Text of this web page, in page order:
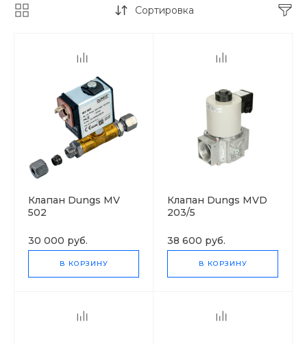
Сортировка
Клапан Dungs MV
502
30 000 руб.
В КОРЗИНУ
Клапан Dungs MVD
203/5
38 600 руб.
В КОРЗИНУ